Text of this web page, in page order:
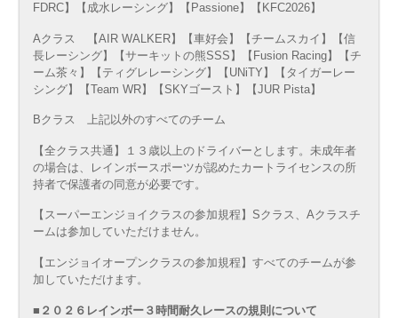
FDRC】【成水レーシング】【Passione】【KFC2026】
Aクラス 【AIR WALKER】【車好会】【チームスカイ】【信
長レーシング】【サーキットの熊SSS】【Fusion Racing】【チ
ーム茶々】【ティグレレーシング】【UNiTY】【タイガーレー
シング】【Team WR】【SKYゴースト】【JUR Pista】
Bクラス 上記以外のすべてのチーム
【全クラス共通】１３歳以上のドライバーとします。未成年者
の場合は、レインボースポーツが認めたカートライセンスの所
持者で保護者の同意が必要です。
【スーパーエンジョイクラスの参加規程】Sクラス、Aクラスチ
ームは参加していただけません。
【エンジョイオープンクラスの参加規程】すべてのチームが参
加していただけます。
■２０２６レインボー３時間耐久レースの規則について